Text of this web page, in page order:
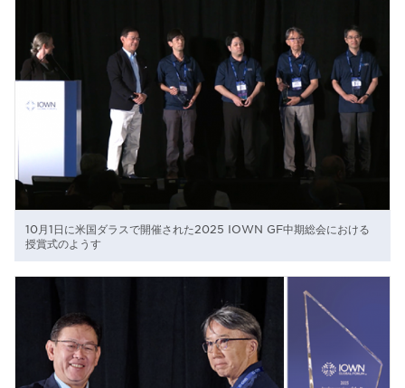
10月1日に米国ダラスで開催された2025 IOWN GF中期総会における
授賞式のようす